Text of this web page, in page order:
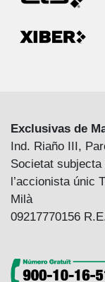
Exclusivas de
Ind. Riaño III,
Societat
l’accionista únic
Milà
09217770156